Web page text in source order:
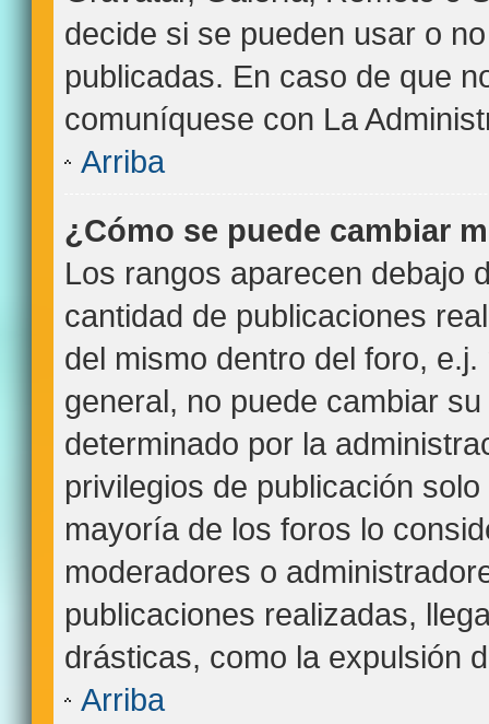
decide si se pueden usar o
publicadas. En caso de que
comuníquese con La
Arriba
¿Cómo se puede cambiar
Los rangos aparecen debajo
cantidad de publicaciones
del mismo dentro del foro,
general, no puede cambiar
determinado por la
privilegios de publicación
mayoría de los foros lo
moderadores o
publicaciones realizadas,
drásticas, como la expulsión
Arriba